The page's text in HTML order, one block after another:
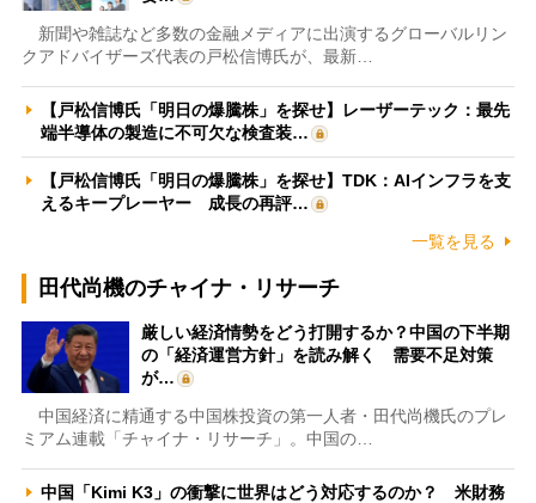
新聞や雑誌など多数の金融メディアに出演するグローバルリン
クアドバイザーズ代表の戸松信博氏が、最新…
【戸松信博氏「明日の爆騰株」を探せ】レーザーテック：最先
端半導体の製造に不可欠な検査装…
【戸松信博氏「明日の爆騰株」を探せ】TDK：AIインフラを支
えるキープレーヤー 成長の再評…
一覧を見る
田代尚機のチャイナ・リサーチ
厳しい経済情勢をどう打開するか？中国の下半期
の「経済運営方針」を読み解く 需要不足対策
が…
中国経済に精通する中国株投資の第一人者・田代尚機氏のプレ
ミアム連載「チャイナ・リサーチ」。中国の…
中国「Kimi K3」の衝撃に世界はどう対応するのか？ 米財務